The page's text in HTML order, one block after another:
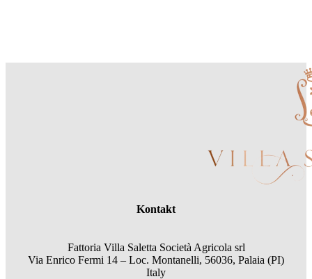
Kontakt
Fattoria Villa Saletta Società Agricola srl
Via Enrico Fermi 14 – Loc. Montanelli, 56036, Palaia (PI)
Italy